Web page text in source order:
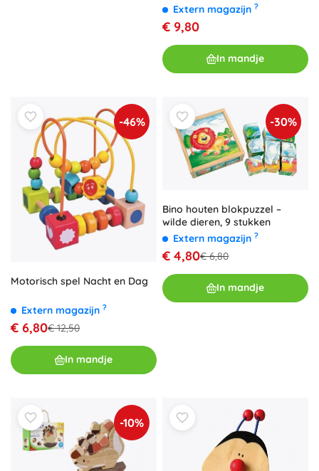
Extern magazijn ?
€ 9,80
In mandje
-46%
Motorisch spel Nacht en Dag
Extern magazijn ?
€ 6,80€ 12,50
In mandje
-30%
Bino houten blokpuzzel –
wilde dieren, 9 stukken
Extern magazijn ?
€ 4,80€ 6,80
In mandje
-10%